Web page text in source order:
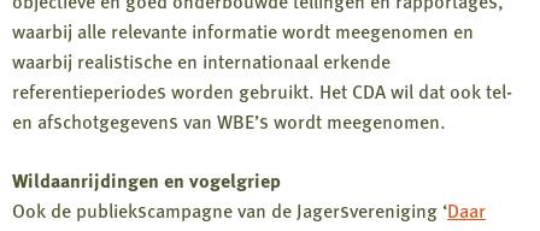
waarbij alle relevante informatie wordt meegenomen en
waarbij realistische en internationaal erkende
referentieperiodes worden gebruikt. Het CDA wil dat ook tel-
en afschotgegevens van WBE’s wordt meegenomen.
Wildaanrijdingen en vogelgriep
Ook de publiekscampagne van de Jagersvereniging ‘Daar